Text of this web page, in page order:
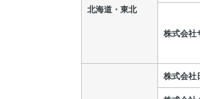
北海道・東北
株式会社
株式会社